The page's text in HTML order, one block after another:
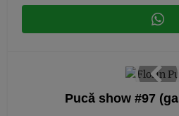
Pucă show #97